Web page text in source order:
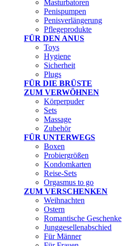
Masturbatoren
Penispumpen
Penisverlängerung
Pflegeprodukte
FÜR DEN ANUS
Toys
Hygiene
Sicherheit
Plugs
FÜR DIE BRÜSTE
ZUM VERWÖHNEN
Körperpuder
Sets
Massage
Zubehör
FÜR UNTERWEGS
Boxen
Probiergrößen
Kondomkarten
Reise-Sets
Orgasmus to go
ZUM VERSCHENKEN
Weihnachten
Ostern
Romantische Geschenke
Junggesellenabschied
Für Männer